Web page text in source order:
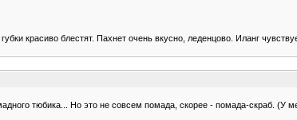
красиво блестят. Пахнет очень вкусно, леденцово. Иланг
тюбика... Но это не совсем помада, скорее - помада-скраб. (У